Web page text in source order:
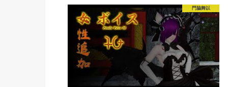
門脇舞以